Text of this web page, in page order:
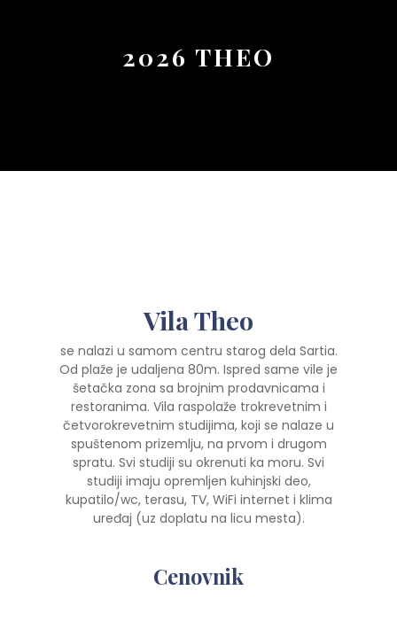
2026 THEO
Vila Theo
se nalazi u samom centru starog dela Sartia.
Od plaže je udaljena 80m. Ispred same vile je
šetačka zona sa brojnim prodavnicama i
restoranima. Vila raspolaže trokrevetnim i
četvorokrevetnim studijima, koji se nalaze u
spuštenom prizemlju, na prvom i drugom
spratu. Svi studiji su okrenuti ka moru. Svi
studiji imaju opremljen kuhinjski deo,
kupatilo/wc, terasu, TV, WiFi internet i klima
uređaj (uz doplatu na licu mesta).
Cenovnik